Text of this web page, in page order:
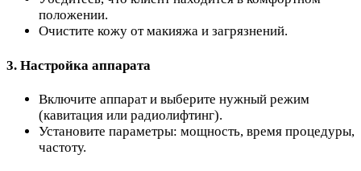
положении.
Очистите кожу от макияжа и загрязнений.
3. Настройка аппарата
Включите аппарат и выберите нужный режим
(кавитация или радиолифтинг).
Установите параметры: мощность, время процедуры,
частоту.